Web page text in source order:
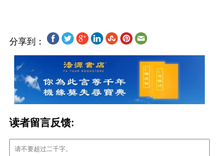
分享到：
读者留言反馈: